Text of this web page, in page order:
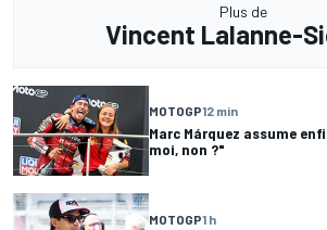
Plus de
Vincent Lalanne-
MOTOGP12 min
Marc Márquez assume
moi, non ?"
MOTOGP1 h